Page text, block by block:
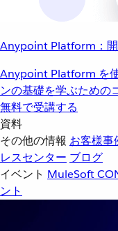
Anypoint Platform：
Anypoint Platform を
ンの基礎を学ぶための
無料で受講する
資料
その他の情報 お客様事
レスセンター ブログ
イベント MuleSoft
ント